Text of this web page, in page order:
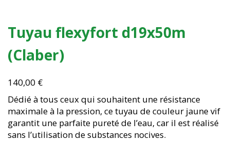
Tuyau flexyfort d19x50m
(Claber)
140,00 €
Dédié à tous ceux qui souhaitent une résistance
maximale à la pression, ce tuyau de couleur jaune vif
garantit une parfaite pureté de l’eau, car il est réalisé
sans l’utilisation de substances nocives.